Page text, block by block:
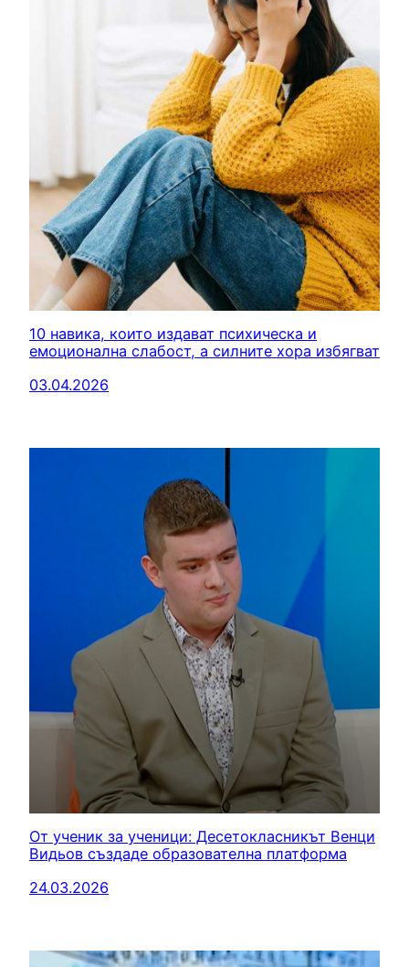
10 навика, които издават психическа и
емоционална слабост, а силните хора избягват
03.04.2026
От ученик за ученици: Десетокласникът Венци
Видьов създаде образователна платформа
24.03.2026